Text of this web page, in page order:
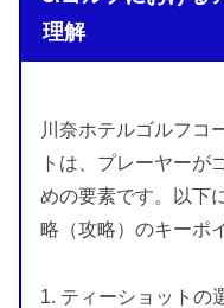
理解
川奈ホテルゴルフコ
トは、プレーヤーが
めの要素です。以下
略（攻略）のキーポ
1. ティーショットの